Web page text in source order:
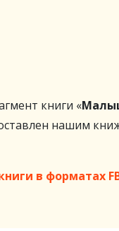
книги «
нашим
в форматах